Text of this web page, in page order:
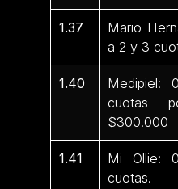
1.37
Mario
a 2 y 3
1.40
Medipiel:
cuotas
$300.000
1.41
Mi Ollie:
cuotas.